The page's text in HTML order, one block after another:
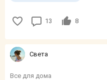
13 8
Света
Все для дома